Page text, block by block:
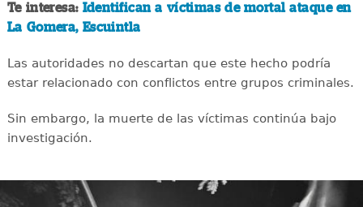
Te interesa: Identifican a víctimas de mortal ataque en
La Gomera, Escuintla
Las autoridades no descartan que este hecho podría
estar relacionado con conflictos entre grupos criminales.
Sin embargo, la muerte de las víctimas continúa bajo
investigación.